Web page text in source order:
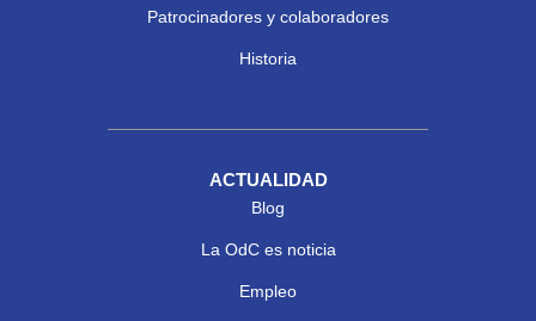
Patrocinadores y colaboradores
Historia
ACTUALIDAD
Blog
La OdC es noticia
Empleo